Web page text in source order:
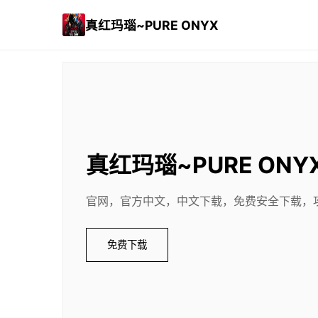
真红玛瑙~PURE ONYX
真红玛瑙~PURE
官网，官方中文，中文下载，免费安全下载，
免费下载